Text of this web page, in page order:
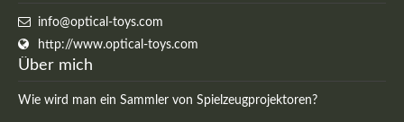
info@optical-toys.com
http://www.optical-toys.com
Über mich
Wie wird man ein Sammler von Spielzeugprojektoren?